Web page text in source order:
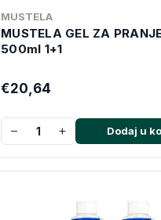
MUSTELA
MUSTELA GEL ZA
500ml 1+1
€20,64
− + Dodaj u